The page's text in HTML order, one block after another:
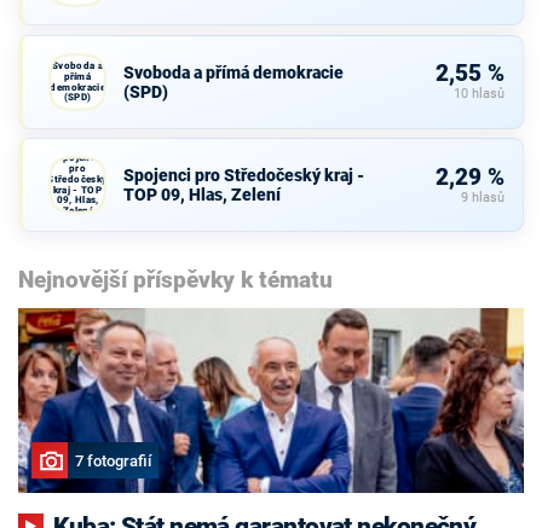
Svoboda a
přímá
demokracie
(SPD)
Svoboda a přímá demokracie
(SPD)
2,55 %
10 hlasů
Spojenci
pro
Středočeský
kraj - TOP
09, Hlas,
Zelení
Spojenci pro Středočeský kraj -
TOP 09, Hlas, Zelení
2,29 %
9 hlasů
Nejnovější příspěvky k tématu
7 fotografií